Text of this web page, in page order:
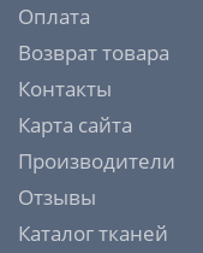
Оплата
Возврат товара
Контакты
Карта сайта
Производители
Отзывы
Каталог тканей